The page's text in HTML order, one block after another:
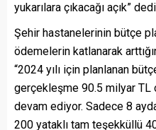
yukarılara çıkacağı açık”
Şehir hastanelerinin bütçe
ödemelerin katlanarak
“2024 yılı için planlanan
gerçekleşme 90.5 milyar TL
devam ediyor. Sadece 8
200 yataklı tam teşekküllü